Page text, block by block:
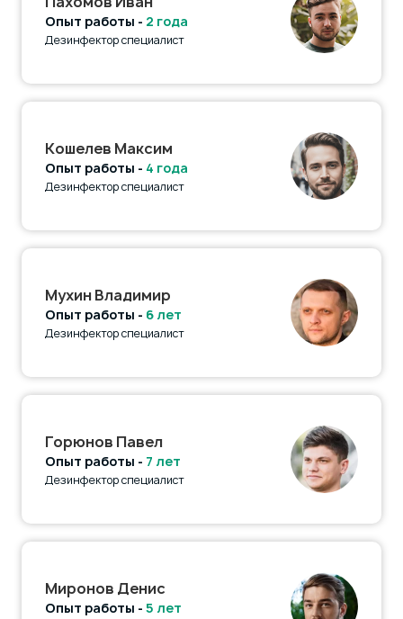
Опыт работы - 2 года
Дезинфектор специалист
Кошелев Максим
Опыт работы - 4 года
Дезинфектор специалист
Мухин Владимир
Опыт работы - 6 лет
Дезинфектор специалист
Горюнов Павел
Опыт работы - 7 лет
Дезинфектор специалист
Миронов Денис
Опыт работы - 5 лет